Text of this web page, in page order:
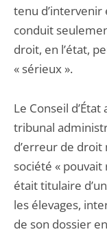
tenu
conduit
droit, en l’état,
« sérieux ».
Le Conseil
tribunal
d’erreur de
société «
était titulaire
les élevages,
de son dossier